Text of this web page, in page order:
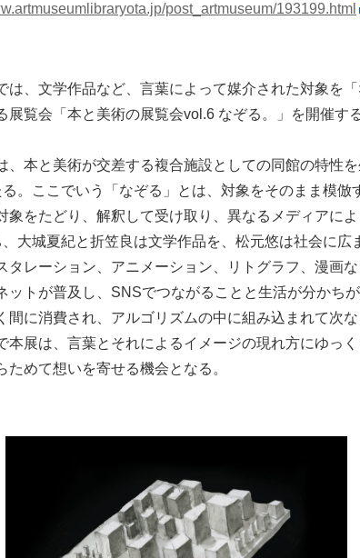
post_artmuseum/193199.html
は、文学作品など、言葉によって媒介された対象を
展覧会「本と美術の展覧会vol.6 なぞる。」を開催する
、本と美術が交差する複合施設としての同館の特性を
。ここでいう「なぞる」とは、対象をそのまま模倣
象をたどり、解釈して受け取り、異なるメディアに
大城夏紀と折笠良は文学作品を、松元悠は社会に広
タレーション、アニメーション、リトグラフ、漫画
ットが普及し、SNSでつながることと生活が分かち
間に消費され、アルゴリズムの中に組み込まれて次
本展は、言葉とそれによるイメージの現れ方にゆっ
めて想いを寄せる機会となる。